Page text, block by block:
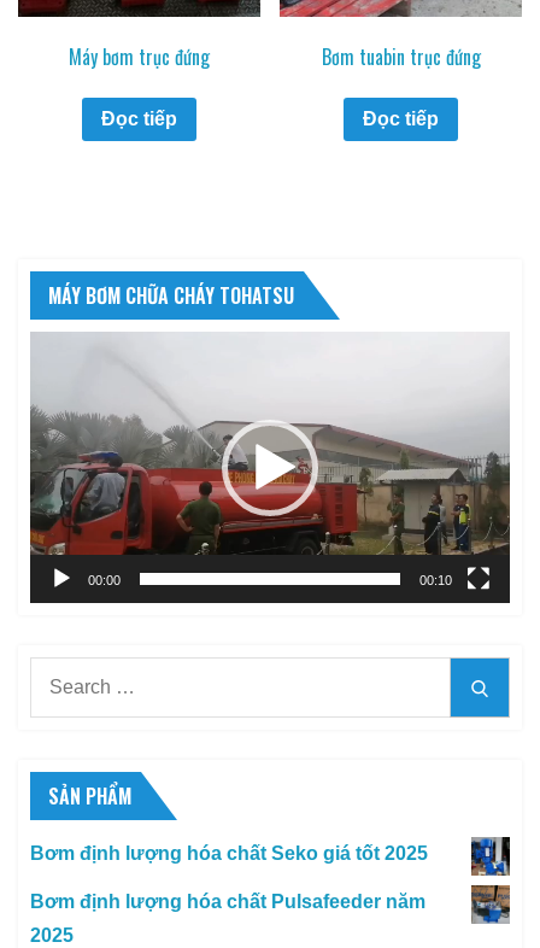
Máy bơm trục đứng
Đọc tiếp
Bơm tuabin trục đứng
Đọc tiếp
MÁY BƠM CHỮA CHÁY TOHATSU
Video
00:00 00:10
SẢN PHẨM
Bơm định lượng hóa chất Seko giá tốt 2025
Bơm định lượng hóa chất Pulsafeeder năm
2025